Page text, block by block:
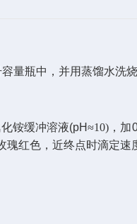
容量瓶中，并用蒸馏水洗
铵缓冲溶液(pH≈10) ，加
瑰红色，近终点时滴定速